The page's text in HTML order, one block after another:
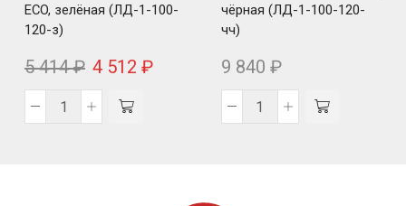
ECO, зелёная (ЛД-1-100-
120-з)
5 414₽ 4 512 ₽
чёрная (ЛД-1-100-120-
чч)
9 840 ₽